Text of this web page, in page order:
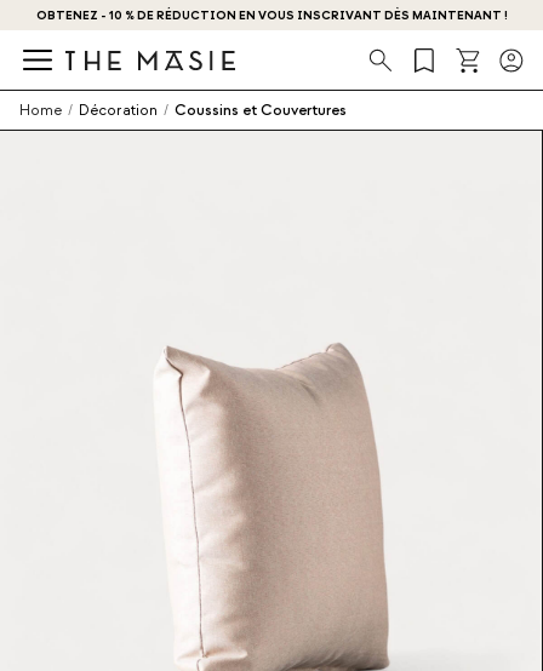
OBTENEZ - 10 % DE RÉDUCTION EN VOUS INSCRIVANT DÈS MAINTENANT !
Recherche
Home / Décoration / Coussins et Couvertures